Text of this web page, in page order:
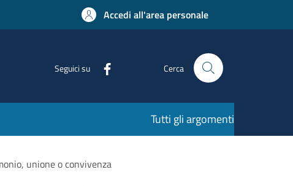
Accedi all'area personale
Seguici su Cerca
Tutti gli argomenti
unione o convivenza